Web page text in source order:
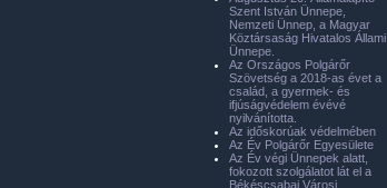
Szent István Ünnepe,
Nemzeti Ünnep, a Magyar
Köztársaság Hivatalos Állami
Ünnepe.
Az Országos Polgárőr
Szövetség a 2018-as évet a
család, a gyermek- és
ifjúságvédelem évévé
nyilvánította.
Az időskorúak védelmében
Az Év Polgárőr Egyesülete
Az Év végi Ünnepek alatt,
fokozott szolgálatot lát el a
Békéscsabai Városi